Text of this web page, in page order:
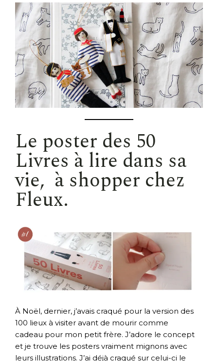
Le poster des 50
Livres à lire dans sa
vie, à shopper chez
Fleux.
À Noël, dernier, j’avais craqué pour la version des
100 lieux à visiter avant de mourir comme
cadeau pour mon petit frère. J’adore le concept
et je trouve les posters vraiment mignons avec
leurs illustrations. J’ai déjà craqué sur celui-ci le